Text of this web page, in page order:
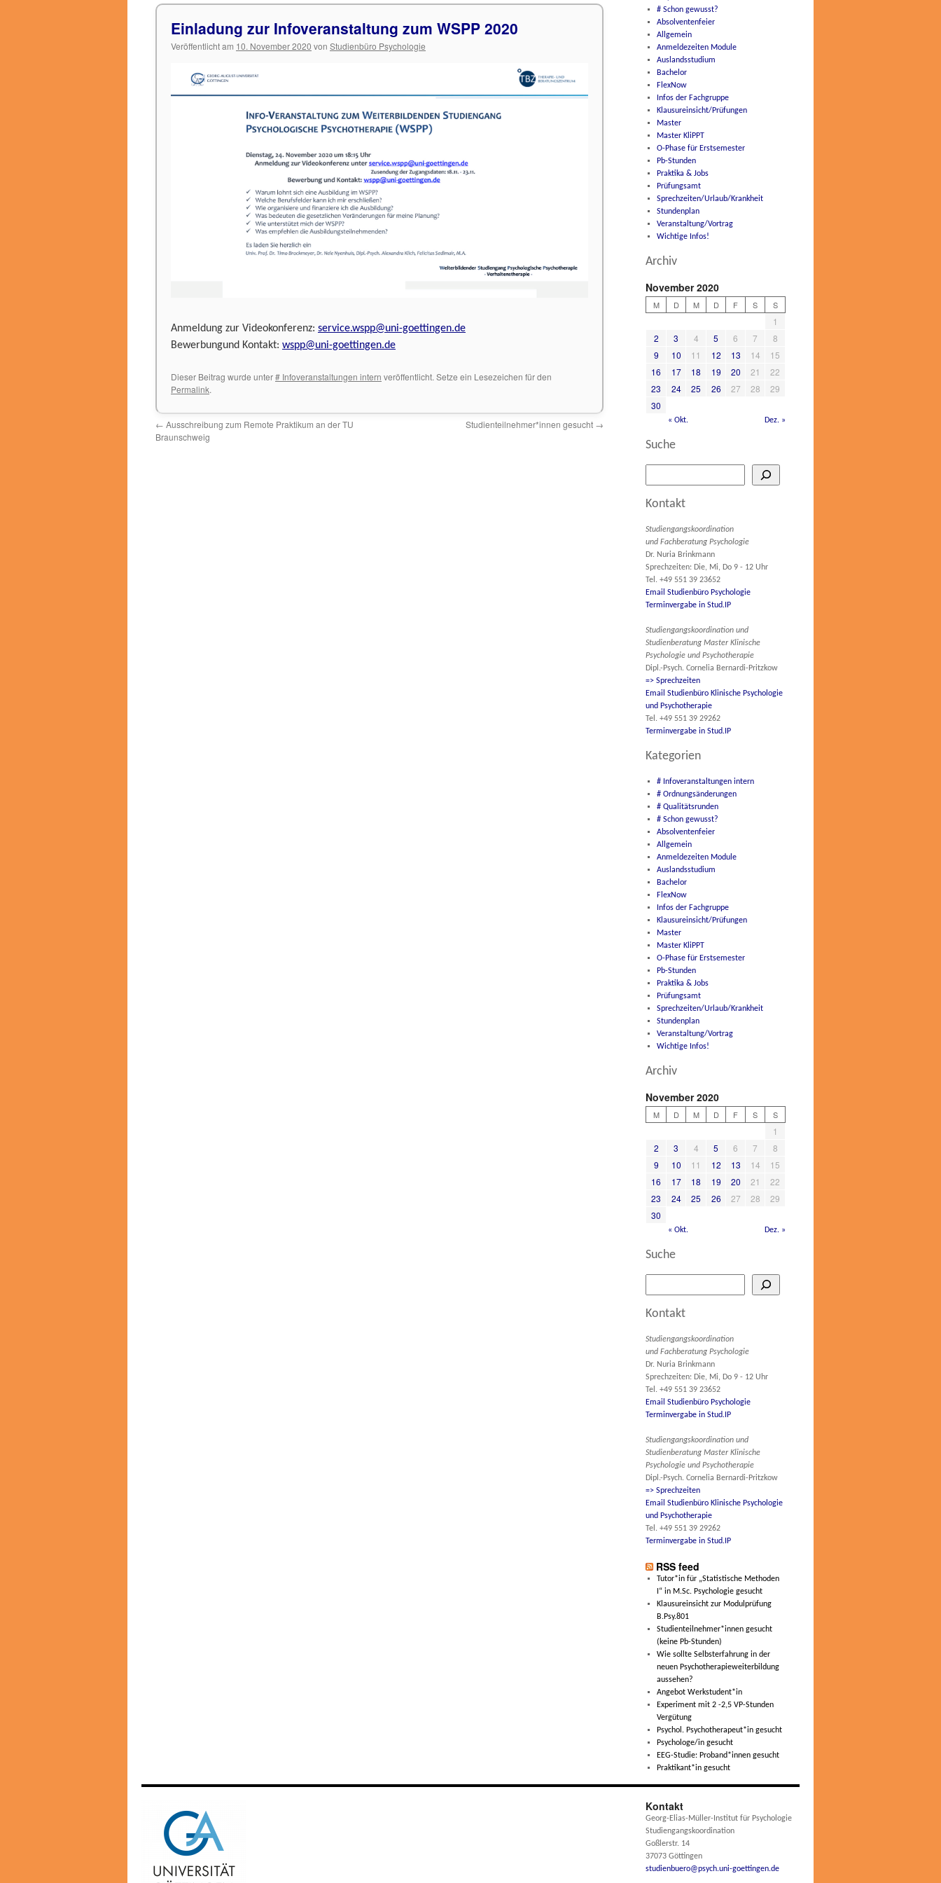
Einladung zur Infoveranstaltung zum WSPP 2020
Veröffentlicht am 10. November 2020 von Studienbüro Psychologie
Anmeldung zur Videokonferenz: service.wspp@uni-goettingen.de
Bewerbungund Kontakt: wspp@uni-goettingen.de
Dieser Beitrag wurde unter# Infoveranstaltungen intern veröffentlicht. Setze ein Lesezeichen für den
Permalink.
← Ausschreibung zum Remote Praktikum an der TU
Braunschweig
Studienteilnehmer*innen gesucht →
# Schon gewusst?
Absolventenfeier
Allgemein
Anmeldezeiten Module
Auslandsstudium
Bachelor
FlexNow
Infos der Fachgruppe
Klausureinsicht/Prüfungen
Master
Master KliPPT
O-Phase für Erstsemester
Pb-Stunden
Praktika & Jobs
Prüfungsamt
Sprechzeiten/Urlaub/Krankheit
Stundenplan
Veranstaltung/Vortrag
Wichtige Infos!
Archiv
November 2020
M D M D F S S
1
2
3 4 5 6 7
8
9
10 11 12 13 14
15
16
17 18 19 20 21
22
23
24 25 26 27 28
29
30
« Okt. Dez. »
Suche
Kontakt
Studiengangskoordination
und Fachberatung Psychologie
Dr. Nuria Brinkmann
Sprechzeiten: Die, Mi, Do 9 - 12 Uhr
Tel. +49 551 39 23652
Email Studienbüro Psychologie
Terminvergabe in Stud.IP
Studiengangskoordination und
Studienberatung Master Klinische
Psychologie und Psychotherapie
Dipl.-Psych. Cornelia Bernardi-Pritzkow
=> Sprechzeiten
Email Studienbüro Klinische Psychologie
und Psychotherapie
Tel. +49 551 39 29262
Terminvergabe in Stud.IP
Kategorien
# Infoveranstaltungen intern
# Ordnungsänderungen
# Qualitätsrunden
# Schon gewusst?
Absolventenfeier
Allgemein
Anmeldezeiten Module
Auslandsstudium
Bachelor
FlexNow
Infos der Fachgruppe
Klausureinsicht/Prüfungen
Master
Master KliPPT
O-Phase für Erstsemester
Pb-Stunden
Praktika & Jobs
Prüfungsamt
Sprechzeiten/Urlaub/Krankheit
Stundenplan
Veranstaltung/Vortrag
Wichtige Infos!
Archiv
November 2020
M D M D F S S
1
2
3 4 5 6 7
8
9
10 11 12 13 14
15
16
17 18 19 20 21
22
23
24 25 26 27 28
29
30
« Okt. Dez. »
Suche
Kontakt
Studiengangskoordination
und Fachberatung Psychologie
Dr. Nuria Brinkmann
Sprechzeiten: Die, Mi, Do 9 - 12 Uhr
Tel. +49 551 39 23652
Email Studienbüro Psychologie
Terminvergabe in Stud.IP
Studiengangskoordination und
Studienberatung Master Klinische
Psychologie und Psychotherapie
Dipl.-Psych. Cornelia Bernardi-Pritzkow
=> Sprechzeiten
Email Studienbüro Klinische Psychologie
und Psychotherapie
Tel. +49 551 39 29262
Terminvergabe in Stud.IP
RSS feed
Tutor*in für „Statistische Methoden
I“ in M.Sc. Psychologie gesucht
Klausureinsicht zur Modulprüfung
B.Psy.801
Studienteilnehmer*innen gesucht
(keine Pb-Stunden)
Wie sollte Selbsterfahrung in der
neuen Psychotherapieweiterbildung
aussehen?
Angebot Werkstudent*in
Experiment mit 2 -2,5 VP-Stunden
Vergütung
Psychol. Psychotherapeut*in gesucht
Psychologe/in gesucht
EEG-Studie: Proband*innen gesucht
Praktikant*in gesucht
Kontakt
Georg-Elias-Müller-Institut für Psychologie
Studiengangskoordination
Goßlerstr. 14
37073 Göttingen
studienbuero@psych.uni-goettingen.de